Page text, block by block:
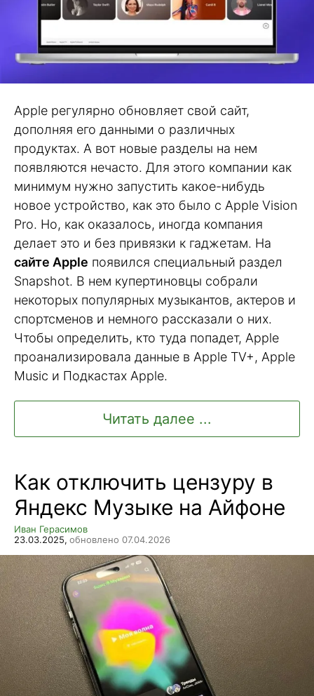
Apple регулярно обновляет свой сайт,
дополняя его данными о различных
продуктах. А вот новые разделы на нем
появляются нечасто. Для этого компании как
минимум нужно запустить какое-нибудь
новое устройство, как это было с Apple Vision
Pro. Но, как оказалось, иногда компания
делает это и без привязки к гаджетам. На
сайте Apple появился специальный раздел
Snapshot. В нем купертиновцы собрали
некоторых популярных музыкантов, актеров и
спортсменов и немного рассказали о них.
Чтобы определить, кто туда попадет, Apple
проанализировала данные в Apple TV+, Apple
Music и Подкастах Apple.
Читать далее ...
Как отключить цензуру в
Яндекс Музыке на Айфоне
Иван Герасимов
23.03.2025, обновлено 07.04.2026